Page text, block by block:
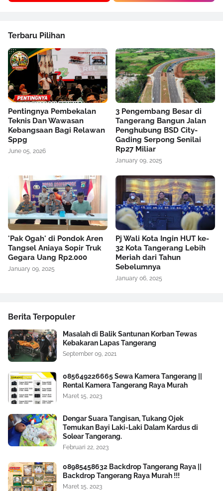
Terbaru Pilihan
Pentingnya Pembekalan
Teknis Dan Wawasan
Kebangsaan Bagi Relawan
Sppg
June 05, 2026
3 Pengembang Besar di
Tangerang Bangun Jalan
Penghubung BSD City-
Gading Serpong Senilai
Rp27 Miliar
January 09, 2025
'Pak Ogah' di Pondok Aren
Tangsel Aniaya Sopir Truk
Gegara Uang Rp2.000
January 09, 2025
Pj Wali Kota Ingin HUT ke-
32 Kota Tangerang Lebih
Meriah dari Tahun
Sebelumnya
January 06, 2025
Berita Terpopuler
Masalah di Balik Santunan Korban Tewas
Kebakaran Lapas Tangerang
September 09, 2021
085649226665 Sewa Kamera Tangerang ||
Rental Kamera Tangerang Raya Murah
Maret 15, 2023
Dengar Suara Tangisan, Tukang Ojek
Temukan Bayi Laki-Laki Dalam Kardus di
Solear Tangerang.
Februari 22, 2023
08985458632 Backdrop Tangerang Raya ||
Backdrop Tangerang Raya Murah !!!
Maret 15, 2023